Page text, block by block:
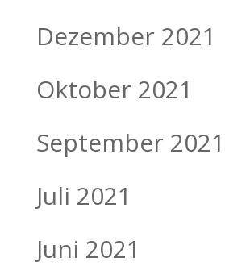
Dezember 2021
Oktober 2021
September 2021
Juli 2021
Juni 2021